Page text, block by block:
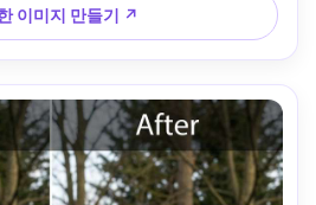
이미지 만들기 ↗